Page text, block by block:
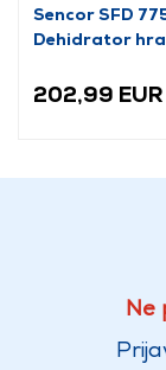
Sencor SFD
Dehidrator
202,99 EUR
Ne